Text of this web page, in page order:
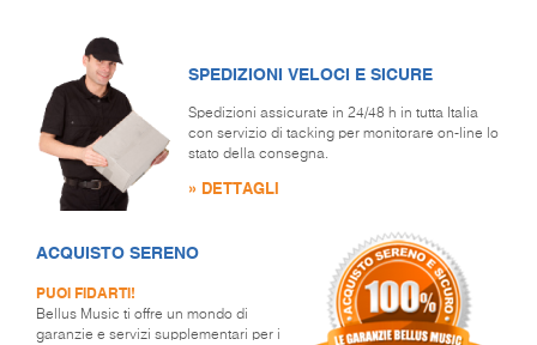
SPEDIZIONI VELOCI E SICURE
Spedizioni assicurate in 24/48 h in tutta Italia
con servizio di tacking per monitorare on-line lo
stato della consegna.
» DETTAGLI
ACQUISTO SERENO
PUOI FIDARTI!
Bellus Music ti offre un mondo di
garanzie e servizi supplementari per i